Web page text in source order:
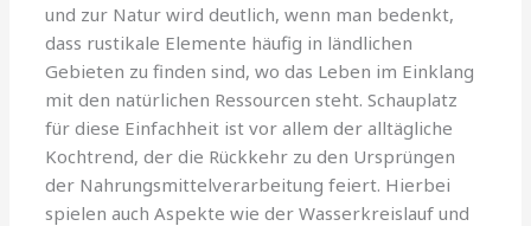
und zur Natur wird deutlich, wenn man bedenkt,
dass rustikale Elemente häufig in ländlichen
Gebieten zu finden sind, wo das Leben im Einklang
mit den natürlichen Ressourcen steht. Schauplatz
für diese Einfachheit ist vor allem der alltägliche
Kochtrend, der die Rückkehr zu den Ursprüngen
der Nahrungsmittelverarbeitung feiert. Hierbei
spielen auch Aspekte wie der Wasserkreislauf und